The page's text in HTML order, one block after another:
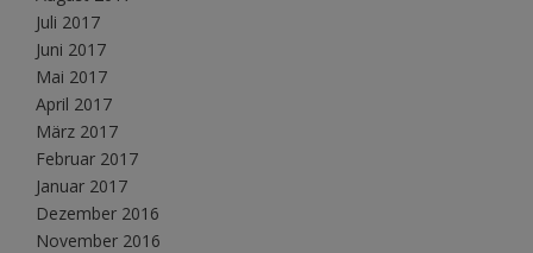
Juli 2017
Juni 2017
Mai 2017
April 2017
März 2017
Februar 2017
Januar 2017
Dezember 2016
November 2016